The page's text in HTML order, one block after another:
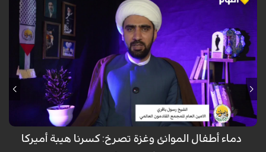
في حلقة استثنائية من برنامج "قادمون" المخصص لأطفال الشهداء، وبمشاركة
الدكتور عبد الهادي أوانج من ماليزيا والشيخ خالد الملا، أكد المحللون أن دماء
الأطفال المظلومين في ميناء (بندرعباس) وغزة ليست مجرد مأساة عابرة، بل
"صرخة وجدان الإنسانية" التي فضحت زيف القوى الكبرى وكسرت الهيمنة
العسكرية والإعلامية الأميركية. وشدّد الضيوف على أن هذه الدماء الطاهرة
أوقظت الأمة الإسلامية من سباتها، محوّلة إياها من موقع المتفرج إلى فاعل
مؤثر، داعين إلى الوحدة والنصرة للمظلومين في فلسطين وإيران، ومشيرين إلى
أن التكاتف الشعبي والعلمائي (المرجعية في العراق) أثبت فشل الحصار
الصهيوأميركي
دماء أطفال الموانئ وغزة تصرخ: كسرنا هيبة أميركا